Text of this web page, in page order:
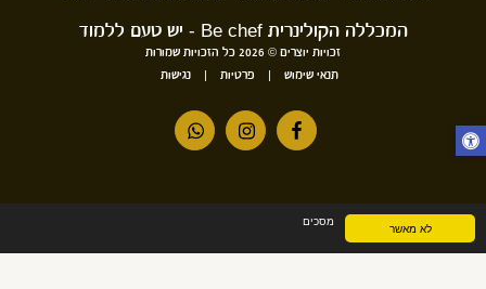
לא מאשר מסכים
המכללה הקולינרית Be chef - יש טעם ללמוד
זכויות יוצרים © 2026 כל הזכויות שמורות
תנאי שימוש | פרטיות | נגישות